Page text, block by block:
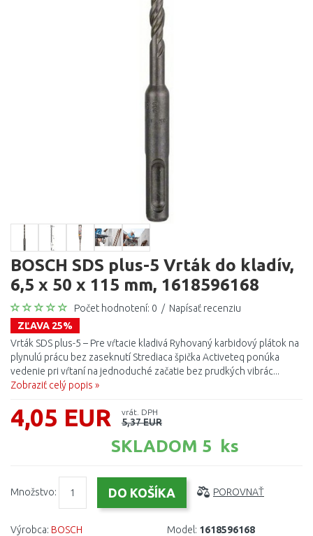
BOSCH SDS plus-5 Vrták do kladív,
6,5 x 50 x 115 mm, 1618596168
Počet hodnotení: 0 / Napísať recenziu
ZĽAVA 25%
Vrták SDS plus-5 – Pre vŕtacie kladivá Ryhovaný karbidový plátok na
plynulú prácu bez zaseknutí Strediaca špička Activeteq ponúka
vedenie pri vŕtaní na jednoduché začatie bez prudkých vibrác...
Zobraziť celý popis »
4,05 EUR vrát. DPH
5,37 EUR
SKLADOM 5 ks
Množstvo: POROVNAŤ
Výrobca: BOSCH
Model: 1618596168